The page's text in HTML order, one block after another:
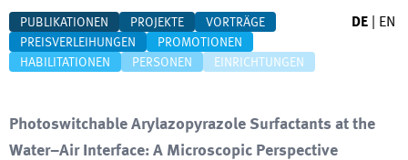
PUBLIKATIONEN PROJEKTE
VORTRÄGE
PREISVERLEIHUNGEN
PROMOTIONEN
HABILITATIONEN
PERSONEN EINRICHTUNGEN
DE EN
Photoswitchable Arylazopyrazole Surfactants at the
Water–Air Interface: A Microscopic Perspective